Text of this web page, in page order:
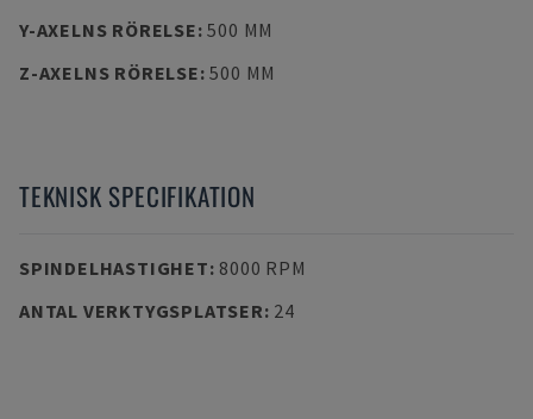
Y-AXELNS RÖRELSE:500 MM
Z-AXELNS RÖRELSE:500 MM
TEKNISK SPECIFIKATION
SPINDELHASTIGHET: 8000 RPM
ANTAL VERKTYGSPLATSER: 24